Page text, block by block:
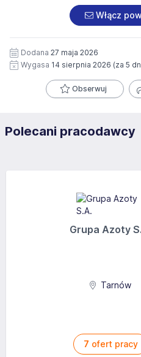
Włącz
Dodana 27 maja 2026
Wygasa 14 sierpnia 2026 (za 5
Obserwuj
Polecani pracodawcy
Grupa Azoty
Tarnów
7 ofert pracy